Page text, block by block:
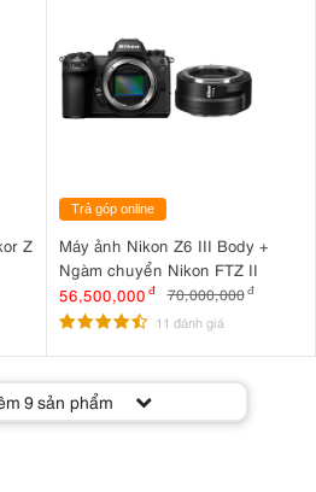
Z
Trả góp online
Máy ảnh Nikon Z6 III Body +
Ngàm chuyển Nikon FTZ II
56,500,000 đ 70,000,000 đ
11 đánh giá
9sản phẩm